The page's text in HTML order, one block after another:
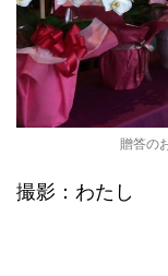
贈答の
撮影：わたし